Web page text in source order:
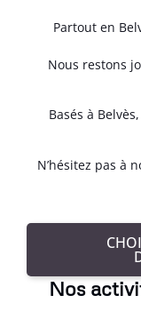
Partout en
Nous restons
Basés à
N’hésitez pas à
Nos